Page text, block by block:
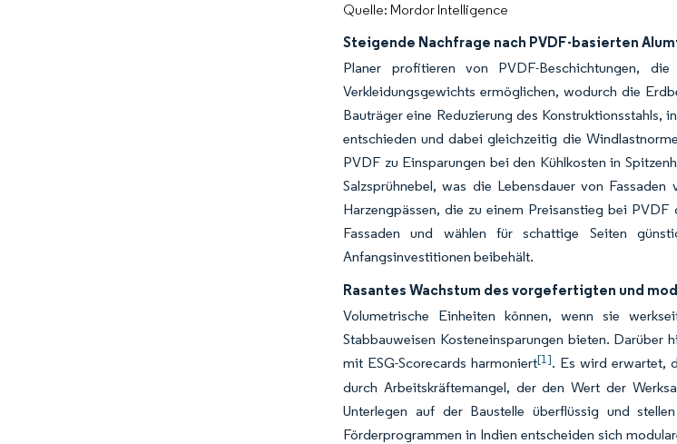
Quelle: Mordor Intelligence
Steigende Nachfrage nach PVDF-basierten
Planer profitieren von PVDF-Beschichtungen,
Verkleidungsgewichts ermöglichen, wodurch die
Bauträger eine Reduzierung des Konstruktionsstahls,
entschieden und dabei gleichzeitig die
PVDF zu Einsparungen bei den Kühlkosten in
Salzsprühnebel, was die Lebensdauer von
Harzengpässen, die zu einem Preisanstieg bei
Fassaden und wählen für schattige Seiten
Anfangsinvestitionen beibehält.
Rasantes Wachstum des vorgefertigten und
Volumetrische Einheiten können, wenn sie
Stabbauweisen Kosteneinsparungen bieten. Darüber
mit ESG-Scorecards harmoniert[1]. Es wird erwartet,
durch Arbeitskräftemangel, der den Wert der
Unterlegen auf der Baustelle überflüssig und
Förderprogrammen in Indien entscheiden sich